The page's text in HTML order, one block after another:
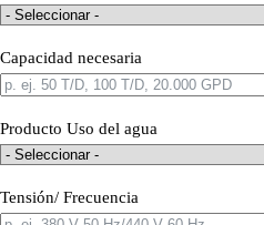
Capacidad necesaria
Producto Uso del agua
Tensión/ Frecuencia